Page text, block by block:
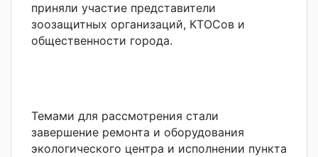
приняли участие представители
зоозащитных организаций, КТОСов и
общественности города.
Темами для рассмотрения стали
завершение ремонта и оборудования
экологического центра и исполнении пункта